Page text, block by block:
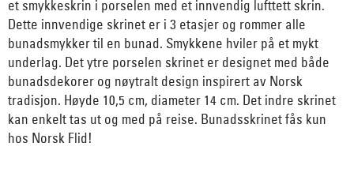
et smykkeskrin i porselen med et innvendig lufttett skrin.
Dette innvendige skrinet er i 3 etasjer og rommer alle
bunadsmykker til en bunad. Smykkene hviler på et mykt
underlag. Det ytre porselen skrinet er designet med både
bunadsdekorer og nøytralt design inspirert av Norsk
tradisjon. Høyde 10,5 cm, diameter 14 cm. Det indre skrinet
kan enkelt tas ut og med på reise. Bunadsskrinet fås kun
hos Norsk Flid!